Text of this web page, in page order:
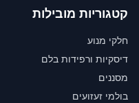
קטגוריות מובילות
חלקי מנוע
דיסקיות ורפידות בלם
מסננים
בולמי זעזועים